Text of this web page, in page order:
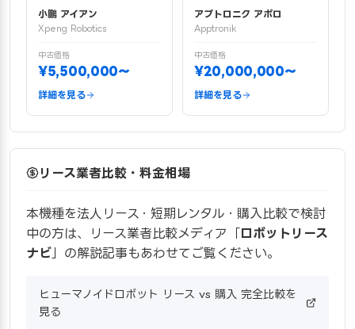
小鵬 アイアン
Xpeng Robotics
中古価格
¥5,500,000〜
詳細を見る
アプトロニク アポロ
Apptronik
中古価格
¥20,000,000〜
詳細を見る
リース業者比較・料金相場
本機種を法人リース・短期レンタル・購入比較で検討
中の方は、リース業者比較メディア「ロボットリース
ナビ 」の解説記事もあわせてご覧ください。
ヒューマノイドロボット リース vs 購入 完全比較を
見る